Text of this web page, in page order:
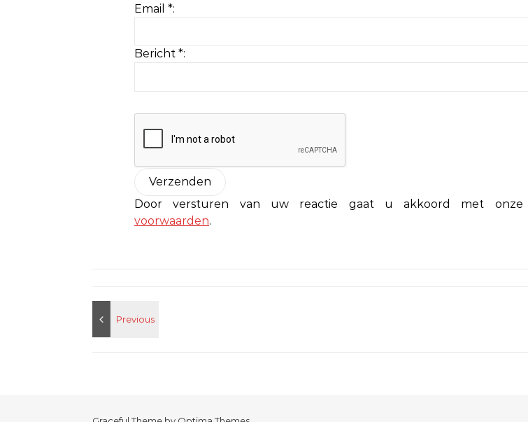
Email *:
Bericht *:
Door versturen van uw reactie gaat u akkoord met onze
voorwaarden.